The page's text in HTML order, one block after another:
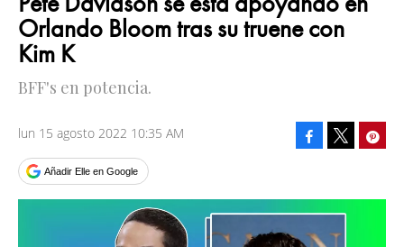
Orlando Bloom tras su truene con
Kim K
BFF's en potencia.
lun 15 agosto 2022 10:35 AM
Añadir Elle en Google
Facebook